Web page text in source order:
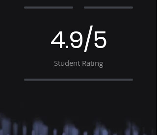
4.9/5
Student Rating